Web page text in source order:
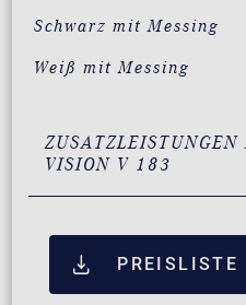
Schwarz mit Messing
Weiß mit Messing
VISION V 183
PREISLISTE